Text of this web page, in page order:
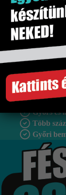
Mennyiségi egység
Méret
Kifutó
Szakértő
Gyors és
Több
Győri